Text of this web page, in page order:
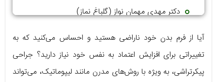
دکتر مهدی مهمان نواز (گلباغ نماز)
دکتر مهدی هاشمی اسکوئی (گلباغ نماز)
آیا از فرم بدن خود ناراضی هستید و احساس می‌کنید که به
تغییراتی برای افزایش اعتماد به نفس خود نیاز دارید؟ جراحی
پیکرتراشی، به ویژه با روش‌های مدرن مانند لیپوماتیک، می‌تواند